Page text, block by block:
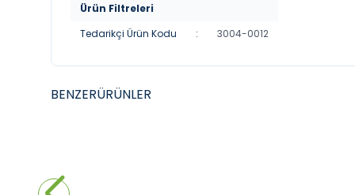
Ürün Filtreleri
Tedarikçi Ürün Kodu
: 3004-0012
BENZERÜRÜNLER
Cam)
%